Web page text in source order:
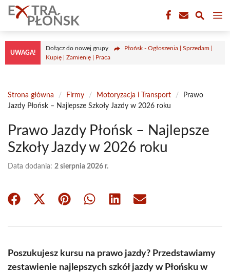
Przejdź
treści
UWAGA!
Dołącz do nowej grupy
Płońsk - Ogłoszenia | Sprzedam |
Kupię | Zamienię | Praca
Strona główna / Firmy / Motoryzacja i Transport /
Prawo
Jazdy Płońsk – Najlepsze Szkoły Jazdy w 2026 roku
Prawo Jazdy Płońsk – Najlepsze
Szkoły Jazdy w 2026 roku
Data dodania: 2 sierpnia 2026 r.
Share
Share
(Twitter)
Share Share Share Share
Poszukujesz kursu na prawo jazdy? Przedstawiamy
zestawienie najlepszych szkół jazdy w Płońsku w